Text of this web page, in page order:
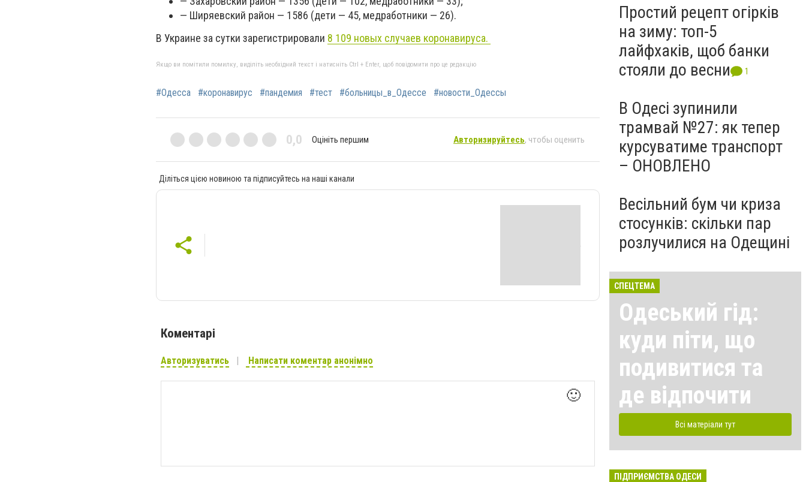
— Ширяевский район — 1586 (дети — 45, медработники — 26).
В Украине за сутки зарегистрировали 8 109 новых случаев коронавируса.
Якщо ви помітили помилку, виділіть необхідний текст і натисніть Ctrl + Enter, щоб повідомити про це редакцію
#Одесса #коронавирус #пандемия #тест #больницы_в_Одессе #новости_Одессы
0,0 Оцініть першим Авторизируйтесь, чтобы оценить
Діліться цією новиною та підписуйтесь на наші канали
Коментарі
Авторизуватись Написати коментар анонімно
🙂
Простий рецепт огірків
на зиму: топ-5
лайфхаків, щоб банки
стояли до весни
1
В Одесі зупинили
трамвай №27: як тепер
курсуватиме транспорт
– ОНОВЛЕНО
Весільний бум чи криза
стосунків: скільки пар
розлучилися на Одещині
СПЕЦТЕМА
Одеський гід:
куди піти, що
подивитися та
де відпочити
Всі матеріали тут
ПІДПРИЄМСТВА ОДЕСИ